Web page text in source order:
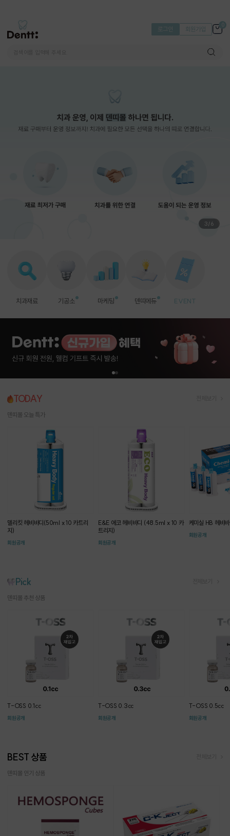
로그인 회원가입 0
3/6
치과재료 기공소 마케팅 덴띠에듀 EVENT
TODAY
덴띠몰 오늘 특가
델리킷 헤비바디(50ml x 10 카트리
지)
회원공개
E&E 에코 헤비바디 (48.5ml x 10 카
트리지)
회원공개
케미실 HB 헤비
회원공개
Pick
덴띠몰 추천 상품
T-OSS 0.1cc
회원공개
T-OSS 0.3cc
회원공개
T-OSS 0.5cc
회원공개
BEST 상품
덴띠몰 인기 상품